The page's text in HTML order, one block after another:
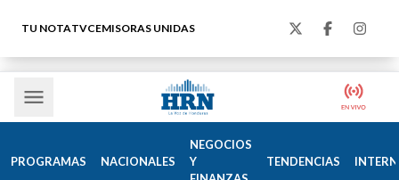
TU NOTATVCEMISORAS UNIDAS
PROGRAMAS NACIONALES
NEGOCIOS
Y
TENDENCIAS